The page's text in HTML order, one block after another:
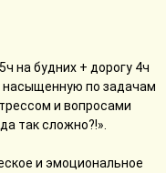
на будних + дорогу 4ч
насыщенную по задачам
и вопросами
так сложно?!».
и эмоциональное